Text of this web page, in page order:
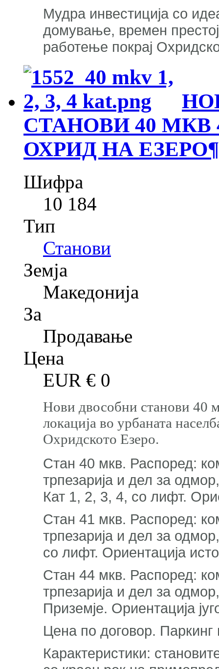
Мудра инвестиција со
домување, времен
работење покрај
СТАНОВИ 40
ОХРИД НА ЕЗЕРО¶
Шифра
10 184
Тип
Станови
Земја
Македонија
За
Продавање
Цена
EUR € 0
Нови двособни станови 40
локација во урбаната
Охридското Езеро.
Стан 40 мкв. Распоред:
трпезарија и дел за
Кат 1, 2, 3, 4, со лифт.
Стан 41 мкв. Распоред:
трпезарија и дел за
со лифт. Ориентација
Стан 44 мкв. Распоред:
трпезарија и дел за
Приземје. Ориентација
Цена по договор.
Карактеристики: